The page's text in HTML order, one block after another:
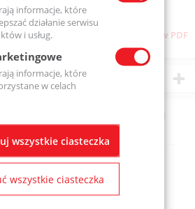
Pobierz stronę w PDF
również
informacje, które
działanie serwisu
i usług.
informacje, które
w celach
wszystkie ciasteczka
wszystkie ciasteczka